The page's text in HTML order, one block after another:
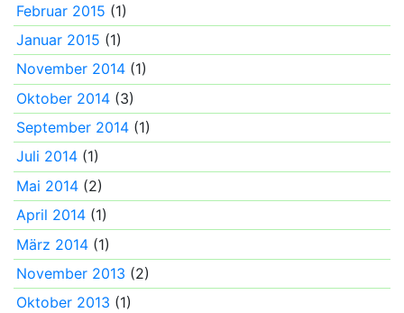
Februar 2015 (1)
Januar 2015 (1)
November 2014 (1)
Oktober 2014 (3)
September 2014 (1)
Juli 2014 (1)
Mai 2014 (2)
April 2014 (1)
März 2014 (1)
November 2013 (2)
Oktober 2013 (1)